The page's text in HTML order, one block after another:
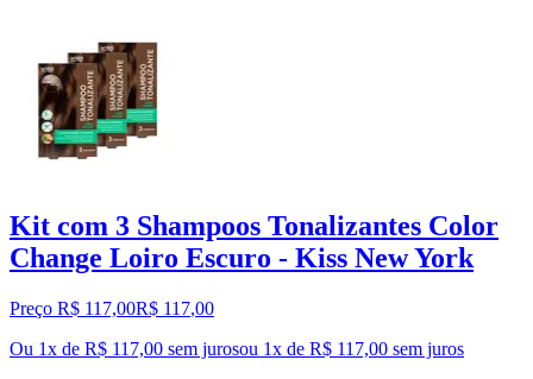
Kit com 3 Shampoos Tonalizantes Color
Change Loiro Escuro - Kiss New York
Preço R$ 117,00R$ 117,00
Ou 1x de R$ 117,00 sem jurosou 1x de R$ 117,00 sem juros